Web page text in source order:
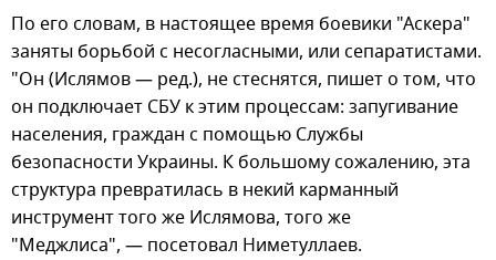
По его словам, в настоящее время боевики "Аскера"
заняты борьбой с несогласными, или сепаратистами.
"Он (Ислямов — ред.), не стеснятся, пишет о том, что
он подключает СБУ к этим процессам: запугивание
населения, граждан с помощью Службы
безопасности Украины. К большому сожалению, эта
структура превратилась в некий карманный
инструмент того же Ислямова, того же
"Меджлиса", — посетовал Ниметуллаев.